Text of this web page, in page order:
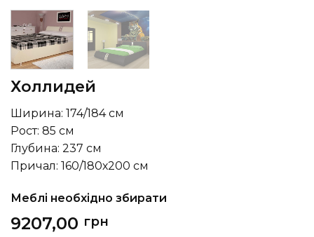
Холлидей
Ширина: 174/184 см
Рост: 85 см
Глубина: 237 см
Причал: 160/180х200 см
Меблі необхідно збирати
9207,00 грн